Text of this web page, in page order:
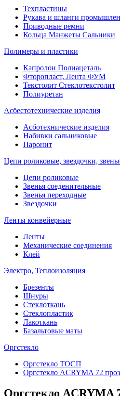
Техпластины
Рукава и шланги
Приводные ремни
Кольца Манжеты Сальники
Полимеры и пластики
Капролон Полиацеталь
Фторопласт, Лента ФУМ
Текстолит Стеклотекстолит
Полиуретан
Асбестотехнические изделия
Асботехнические изделия
Набивки сальниковые
Паронит
Цепи роликовые, звездочки,
Цепи роликовые
Звенья соеденительные
Звенья переходные
Звездочки
Ленты конвейерные
Ленты
Механические соединения
Клей
Электро, Теплоизоляция
Брезенты
Шнуры
Стеклоткань
Стеклопластик
Лакоткань
Базальтовые маты
Оргстекло
Оргстекло ТОСП
Оргстекло ACRYMA 72
Оргстекло ACRYMA